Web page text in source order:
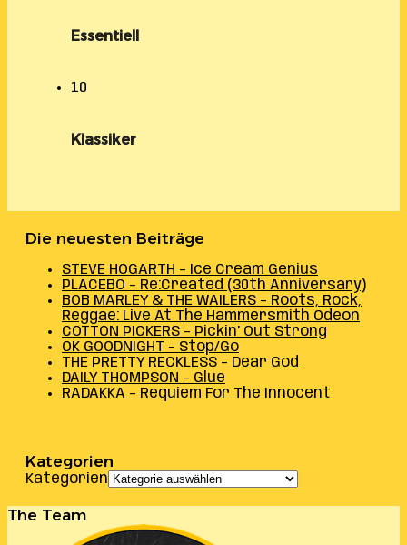
Essentiell
10
Klassiker
Die neuesten Beiträge
STEVE HOGARTH – Ice Cream Genius
PLACEBO – Re:Created (30th Anniversary)
BOB MARLEY & THE WAILERS – Roots, Rock,
Reggae: Live At The Hammersmith Odeon
COTTON PICKERS – Pickin’ Out Strong
OK GOODNIGHT – Stop/Go
THE PRETTY RECKLESS – Dear God
DAILY THOMPSON – Glue
RADAKKA – Requiem For The Innocent
Kategorien
Kategorien
The Team